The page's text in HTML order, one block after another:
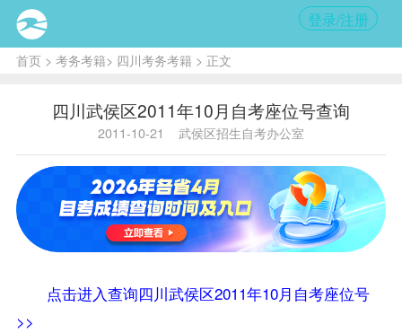
登录/注册
首页> 考务考籍> 四川考务考籍 > 正文
四川武侯区2011年10月自考座位号查询
2011-10-21 武侯区招生自考办公室
点击进入查询四川武侯区2011年10月自考座位号
>>